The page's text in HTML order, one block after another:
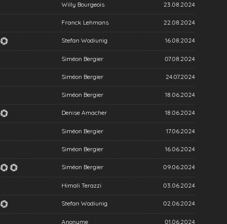
Willy Bourgeois 23.08.2024
Franck Lehmans 22.08.2024
Stefan Wodiunig 16.08.2024
Siméon Bergier 07.08.2024
Siméon Bergier 24.07.2024
Siméon Bergier 18.06.2024
Denise Amacher 18.06.2024
Siméon Bergier 17.06.2024
Siméon Bergier 16.06.2024
Siméon Bergier 09.06.2024
Himali Terazzi 03.06.2024
Stefan Wodiunig 02.06.2024
Anonyme 01.06.2024